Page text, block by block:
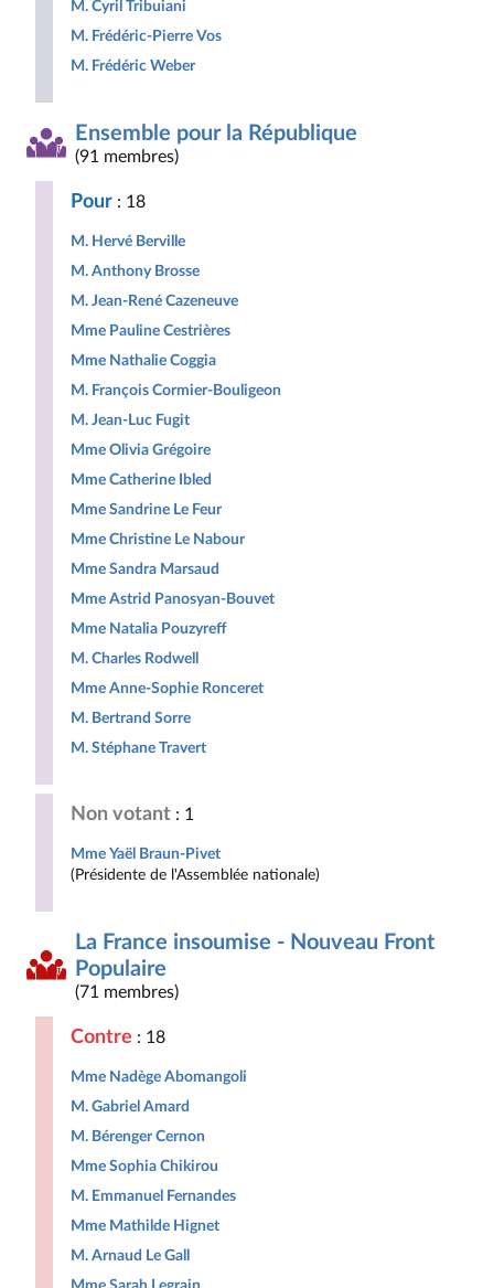
M. Cyril Tribuiani
M. Frédéric-Pierre Vos
M. Frédéric Weber
Ensemble pour la République
(91 membres)
Pour : 18
M. Hervé Berville
M. Anthony Brosse
M. Jean-René Cazeneuve
Mme Pauline Cestrières
Mme Nathalie Coggia
M. François Cormier-Bouligeon
M. Jean-Luc Fugit
Mme Olivia Grégoire
Mme Catherine Ibled
Mme Sandrine Le Feur
Mme Christine Le Nabour
Mme Sandra Marsaud
Mme Astrid Panosyan-Bouvet
Mme Natalia Pouzyreff
M. Charles Rodwell
Mme Anne-Sophie Ronceret
M. Bertrand Sorre
M. Stéphane Travert
Non votant : 1
Mme Yaël Braun-Pivet
(Présidente de l'Assemblée nationale)
La France insoumise - Nouveau Front
Populaire
(71 membres)
Contre : 18
Mme Nadège Abomangoli
M. Gabriel Amard
M. Bérenger Cernon
Mme Sophia Chikirou
M. Emmanuel Fernandes
Mme Mathilde Hignet
M. Arnaud Le Gall